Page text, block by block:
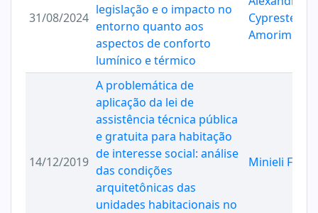
31/08/2024
legislação e o impacto no
entorno quanto aos
aspectos de conforto
lumínico e térmico
Cypreste
Amorim
14/12/2019
A problemática de
aplicação da lei de
assistência técnica pública
e gratuita para habitação
de interesse social: análise
das condições
arquitetônicas das
unidades habitacionais no
Minieli Fim